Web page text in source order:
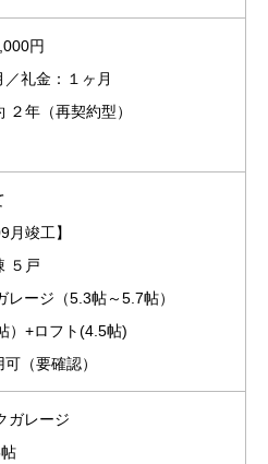
円
礼金：１ヶ月
２年（再契約型）
月竣工】
５戸
レージ（5.3帖～5.7帖）
）+ロフト(4.5帖)
（要確認）
ガレージ